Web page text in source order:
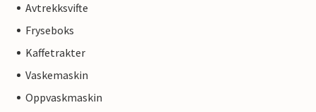
Avtrekksvifte
Fryseboks
Kaffetrakter
Vaskemaskin
Oppvaskmaskin